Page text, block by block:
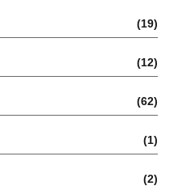
(19)
(12)
(62)
(1)
(2)